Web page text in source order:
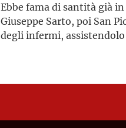
Ebbe fama di santità già
Giuseppe Sarto, poi San
degli infermi,